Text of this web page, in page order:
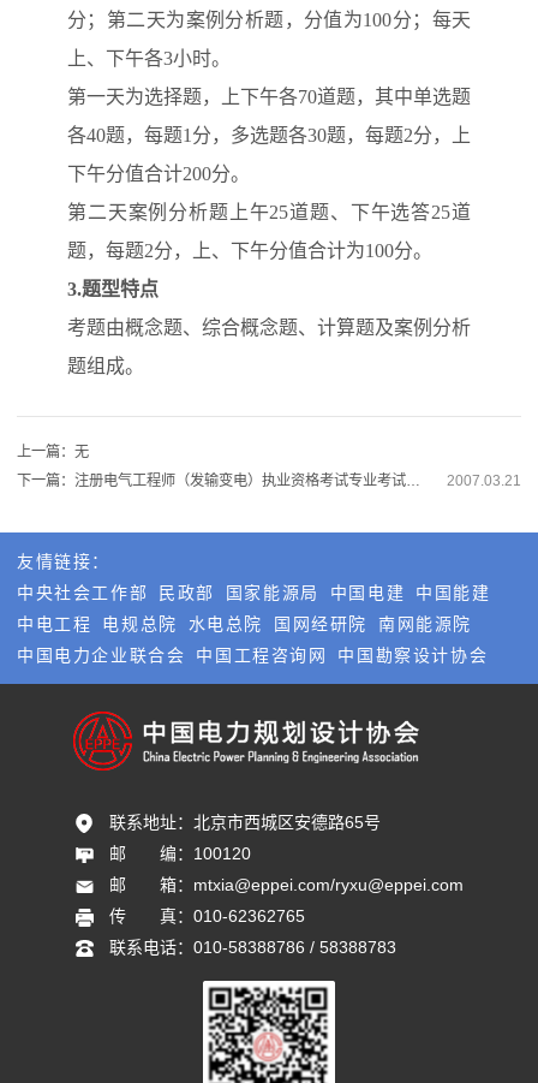
分；第二天为案例分析题，分值为100分；每天
上、下午各3小时。
第一天为选择题，上下午各70道题，其中单选题
各40题，每题1分，多选题各30题，每题2分，上
下午分值合计200分。
第二天案例分析题上午25道题、下午选答25道
题，每题2分，上、下午分值合计为100分。
3.题型特点
考题由概念题、综合概念题、计算题及案例分析
题组成。
上一篇：无
2007.03.21
友情链接：
中央社会工作部
民政部 国家能源局 中国电建
中国能建
中电工程
电规总院 水电总院 国网经研院
南网能源院
中国电力企业联合会
中国工程咨询网 中国勘察设计协会
联系地址： 北京市西城区安德路65号
邮       编： 100120
邮       箱： mtxia@eppei.com/ryxu@eppei.com
传       真： 010-62362765
联系电话： 010-58388786 / 58388783